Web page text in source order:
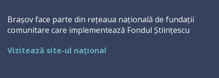
Brașov face parte din rețeaua națională de fundații
comunitare care implementează Fondul Științescu
Vizitează site-ul național